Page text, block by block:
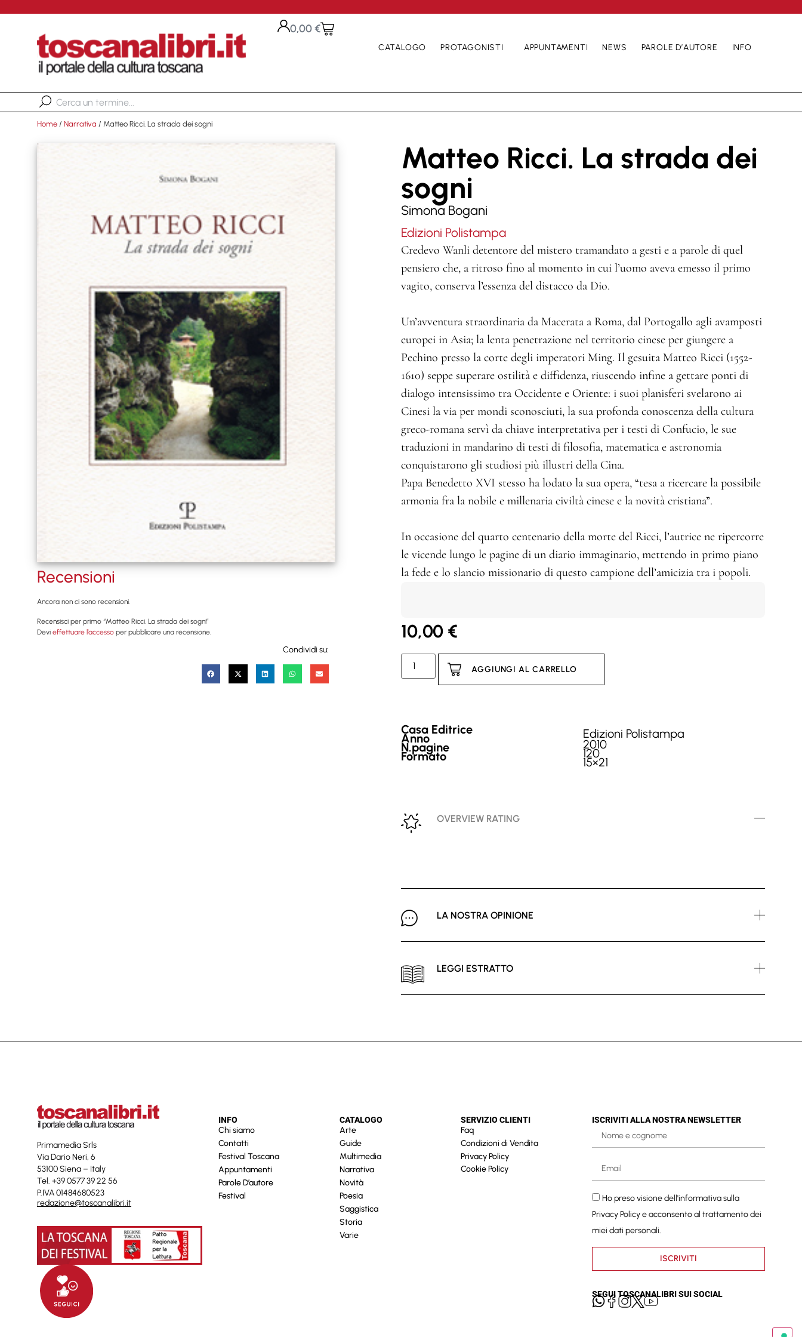
0,00€
CATALOGO PROTAGONISTI APPUNTAMENTI NEWS PAROLE D’AUTORE INFO
Home / Narrativa / Matteo Ricci. La strada dei sogni
Recensioni
Ancora non ci sono recensioni.
Recensisci per primo “Matteo Ricci. La strada dei sogni”
Devi effettuare l’accesso per pubblicare una recensione.
Condividi su:
Matteo Ricci. La strada dei
sogni
Simona Bogani
Edizioni Polistampa
Credevo Wanli detentore del mistero tramandato a gesti e a parole di quel
pensiero che, a ritroso fino al momento in cui l’uomo aveva emesso il primo
vagito, conserva l’essenza del distacco da Dio.
Un’avventura straordinaria da Macerata a Roma, dal Portogallo agli avamposti
europei in Asia; la lenta penetrazione nel territorio cinese per giungere a
Pechino presso la corte degli imperatori Ming. Il gesuita Matteo Ricci (1552-
1610) seppe superare ostilità e diffidenza, riuscendo infine a gettare ponti di
dialogo intensissimo tra Occidente e Oriente: i suoi planisferi svelarono ai
Cinesi la via per mondi sconosciuti, la sua profonda conoscenza della cultura
greco-romana servì da chiave interpretativa per i testi di Confucio, le sue
traduzioni in mandarino di testi di filosofia, matematica e astronomia
conquistarono gli studiosi più illustri della Cina.
Papa Benedetto XVI stesso ha lodato la sua opera, “tesa a ricercare la possibile
armonia fra la nobile e millenaria civiltà cinese e la novità cristiana”.
In occasione del quarto centenario della morte del Ricci, l’autrice ne ripercorre
le vicende lungo le pagine di un diario immaginario, mettendo in primo piano
la fede e lo slancio missionario di questo campione dell’amicizia tra i popoli.
10,00 €
AGGIUNGI AL CARRELLO
Casa Editrice Edizioni Polistampa
Anno 2010
N.pagine 120
Formato 15×21
OVERVIEW RATING
LA NOSTRA OPINIONE
LEGGI ESTRATTO
Primamedia Srls
Via Dario Neri, 6
53100 Siena – Italy
Tel. +39 0577 39 22 56
P.IVA 01484680523
redazione@toscanalibri.it
INFO
Chi siamo
Contatti
Festival Toscana
Appuntamenti
Parole D’autore
Festival
CATALOGO
Arte
Guide
Multimedia
Narrativa
Novità
Poesia
Saggistica
Storia
Varie
SERVIZIO CLIENTI
Faq
Condizioni di Vendita
Privacy Policy
Cookie Policy
ISCRIVITI ALLA NOSTRA NEWSLETTER
Ho preso visione dell'informativa sulla
Privacy Policye acconsento al trattamento dei
miei dati personali.
ISCRIVITI
SEGUI TOSCANALIBRI SUI SOCIAL